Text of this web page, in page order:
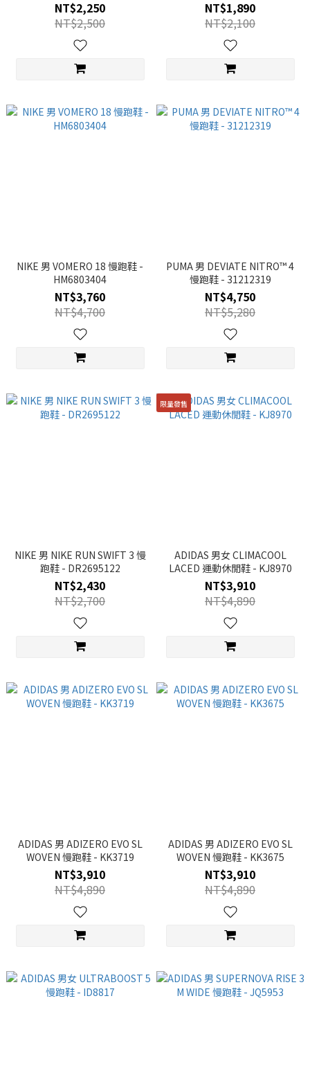
NT$2,250
NT$2,500
NT$1,890
NT$2,100
NIKE 男 VOMERO 18 慢跑鞋 -
HM6803404
NT$3,760
NT$4,700
PUMA 男 DEVIATE NITRO™ 4
慢跑鞋 - 31212319
NT$4,750
NT$5,280
NIKE 男 NIKE RUN SWIFT 3 慢
跑鞋 - DR2695122
NT$2,430
NT$2,700
限量發售
ADIDAS 男女 CLIMACOOL
LACED 運動休閒鞋 - KJ8970
NT$3,910
NT$4,890
ADIDAS 男 ADIZERO EVO SL
WOVEN 慢跑鞋 - KK3719
NT$3,910
NT$4,890
ADIDAS 男 ADIZERO EVO SL
WOVEN 慢跑鞋 - KK3675
NT$3,910
NT$4,890